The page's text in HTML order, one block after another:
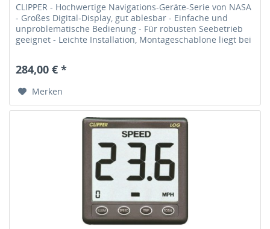
CLIPPER - Hochwertige Navigations-Geräte-Serie von NASA
- Großes Digital-Display, gut ablesbar - Einfache und
unproblematische Bedienung - Für robusten Seebetrieb
geeignet - Leichte Installation, Montageschablone liegt bei
284,00 € *
Merken